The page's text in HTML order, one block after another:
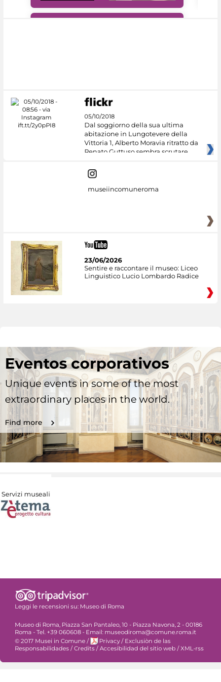
05/10/2018
Dal soggiorno della sua ultima
abitazione in Lungotevere della
Vittoria 1, Alberto Moravia ritratto da
Renato Guttuso sembra scrutare
museiincomuneroma
23/06/2026
Sentire e raccontare il museo: Liceo
Linguistico Lucio Lombardo Radice
Eventos corporativos
Unique events in some of the most
extraordinary places in the world.
Find more
Servizi museali
Leggi le recensioni su: Museo di Roma
Museo di Roma, Piazza San Pantaleo, 10 - Piazza Navona, 2 - 00186
Roma - Tel. +39 060608 - Email: museodiroma@comune.roma.it
© 2017 Musei in Comune / Privacy / Exclusiòn de las
Responsabilidades / Credits / Accesibilidad del sitio web / XML-rss